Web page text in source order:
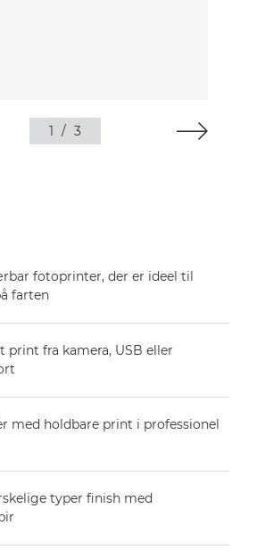
1 / 3
fotoprinter, der er ideel til
farten
fra kamera, USB eller
med holdbare print i professionel
typer finish med